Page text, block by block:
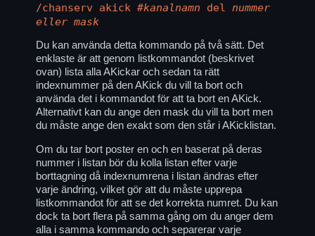
/chanserv akick#kanalnamn del nummer
eller mask
Du kan använda detta kommando på två sätt. Det
enklaste är att genom listkommandot (beskrivet
ovan) lista alla AKickar och sedan ta rätt
indexnummer på den AKick du vill ta bort och
använda det i kommandot för att ta bort en AKick.
Alternativt kan du ange den mask du vill ta bort men
du måste ange den exakt som den står i AKicklistan.
Om du tar bort poster en och en baserat på deras
nummer i listan bör du kolla listan efter varje
borttagning då indexnumrena i listan ändras efter
varje ändring, vilket gör att du måste upprepa
listkommandot för att se det korrekta numret. Du kan
dock ta bort flera på samma gång om du anger dem
alla i samma kommando och separerar varje